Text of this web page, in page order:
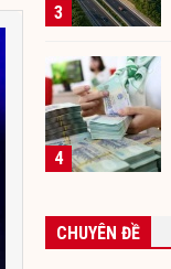
3
4
CHUYÊN ĐỀ